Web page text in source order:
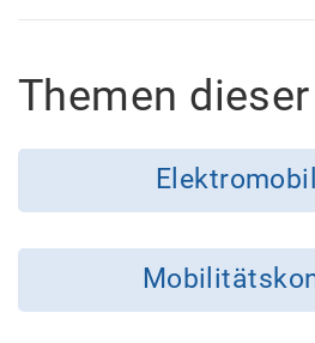
Themen